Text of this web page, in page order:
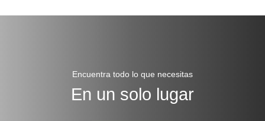
Encuentra todo lo que necesitas
En un solo lugar